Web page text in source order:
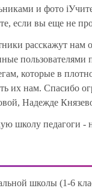
и фото
если вы еще не
расскажут
пользователями
которые в
их нам. Спасибо
Надежде
школу педагоги -
школы (1-6